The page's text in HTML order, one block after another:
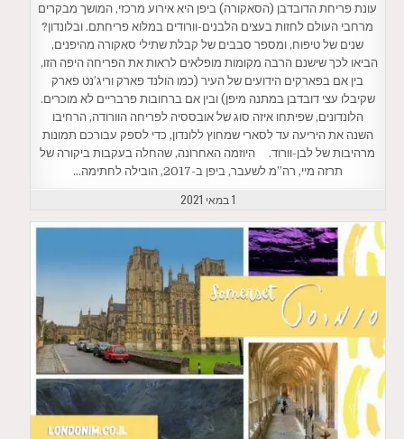
עונת פריחת הדובדבן (הסאקורה) ביפן היא אירוע מרכזי, המושך מבקרים
מרחבי העולם לחזות בעצים הלבנים-וורודים במלוא פריחתם. ובלונדון?
שנים של טיפוח, ומספר סבבים של קבלת שתילי סאקורה מהיפנים,
הביאו לכך שישנם הרבה מקומות מופלאים לראות את הפריחה היפה הזו,
בין אם בפארקים הידועים של העיר (כמו הולנד פארק וריג’נט פארק
שקיבלו עצי דובדבן במתנה מיפן) ובין אם ברחובות פרבריים לא מוכרים.
הלונדונים, שפיתחו איזה סוג של אובססיה לפריחה הוורודה, הרחיבו
השנה את היריעה עד לסארי שמחוץ ללונדון, כדי לספק עבורכם תמונות
מרהיבות של לבן-וורוד. היוזמה האחרונה, שהחלה בעקבות ביקורה של
תרזה מיי, רה”מ לשעבר, ביפן ב-2017, הובילה לחתימה…
1 במאי 2021